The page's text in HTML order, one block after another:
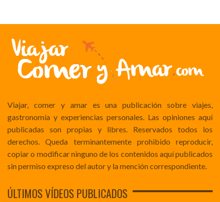
Viajar, comer y amar es una publicación sobre viajes,
gastronomía y experiencias personales. Las opiniones aquí
publicadas son propias y libres. Reservados todos los
derechos. Queda terminantemente prohibido reproducir,
copiar o modificar ninguno de los contenidos aquí publicados
sin permiso expreso del autor y la mención correspondiente.
ÚLTIMOS VÍDEOS PUBLICADOS